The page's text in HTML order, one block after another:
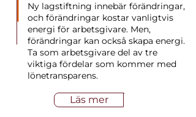
Ny lagstiftning innebär förändringar,
och förändringar kostar vanligtvis
energi för arbetsgivare. Men,
förändringar kan också skapa energi.
Ta som arbetsgivare del av tre
viktiga fördelar som kommer med
lönetransparens.
Läs mer